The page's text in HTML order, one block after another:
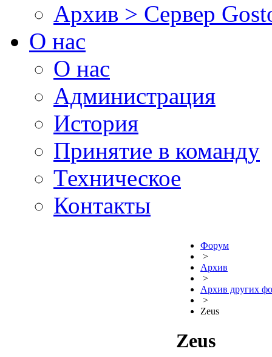
Архив > Сервер
О нас
О нас
Администрация
История
Принятие в команду
Техническое
Контакты
Форум
>
Архив
>
Архив других
>
Zeus
Zeus